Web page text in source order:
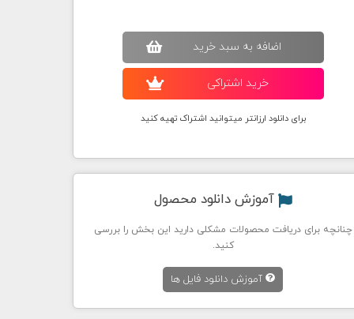
اضافه به سبد خريد
خريد اشتراکی
برای دانلود ارزانتر میتوانید اشتراک تهیه کنید
آموزش دانلود محصول
چنانچه برای دریافت محصولات مشکلی دارید این بخش را بررسی
کنید.
آموزش دانلود فایل ها